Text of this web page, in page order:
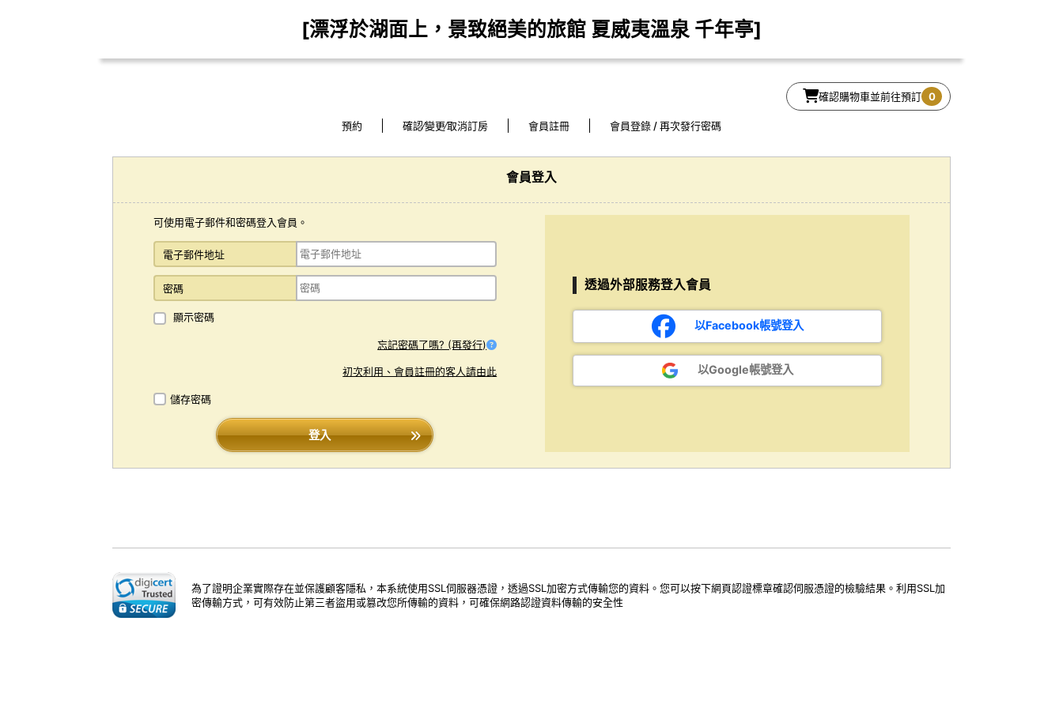
[漂浮於湖面上，景致絕美的旅館 夏威夷溫泉 千年亭]
確認購物車並前往預訂 0
預約 確認∕變更∕取消訂房 會員註冊 會員登錄 / 再次發行密碼
會員登入
可使用電子郵件和密碼登入會員。
電子郵件地址
密碼
顯示密碼
忘記密碼了嗎? (再發行)
初次利用、會員註冊的客人請由此
儲存密碼
登入
透過外部服務登入會員
以Facebook帳號登入
以Google帳號登入
為了證明企業實際存在並保護顧客隱私，本系統使用SSL伺服器憑證，透過SSL加密方式傳輸您的資料。您可以按下網頁認證標章確認伺服憑證的檢驗結果。利用SSL加
密傳輸方式，可有效防止第三者盜用或篡改您所傳輸的資料，可確保網路認證資料傳輸的安全性